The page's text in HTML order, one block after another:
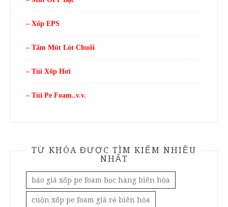
– Xốp EPS
– Tấm Mút Lót Chuối
– Túi Xốp Hơi
– Túi Pe Foam..v.v.
TỪ KHÓA ĐƯỢC TÌM KIẾM NHIỀU
NHẤT
báo giá xốp pe foam bọc hàng biên hòa
cuộn xốp pe foam giá rẻ biên hòa